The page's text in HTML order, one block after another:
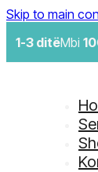
Skip to main
1-3 ditëMbi